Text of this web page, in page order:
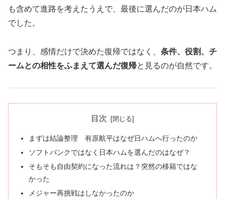
も含めて進路を考えたうえで、最後に選んだのが日本ハム
でした。
つまり、感情だけで決めた復帰ではなく、 条件、役割、チ
ームとの相性をふまえて選んだ復帰と見るのが自然です。
目次
まずは結論整理 有原航平はなぜ日ハムへ行ったのか
ソフトバンクではなく日本ハムを選んだのはなぜ？
そもそも自由契約になった流れは？突然の移籍ではな
かった
メジャー再挑戦はしなかったのか